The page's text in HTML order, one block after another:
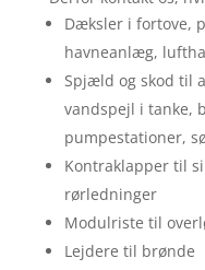
Dæksler i fortove,
havneanlæg,
Spjæld og skod til
vandspejl i tanke,
pumpestationer,
Kontraklapper til
rørledninger
Modulriste til
Lejdere til brønde